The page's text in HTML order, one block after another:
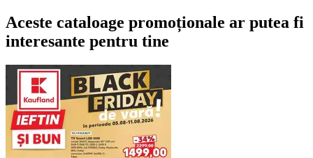
Aceste cataloage promoționale ar putea fi
interesante pentru tine